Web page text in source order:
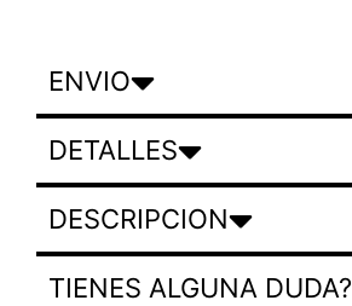
ENVIO
DETALLES
DESCRIPCION
TIENES ALGUNA DUDA?